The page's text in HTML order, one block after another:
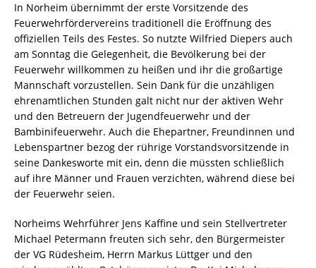
In Norheim übernimmt der erste Vorsitzende des
Feuerwehrfördervereins traditionell die Eröffnung des
offiziellen Teils des Festes. So nutzte Wilfried Diepers auch
am Sonntag die Gelegenheit, die Bevölkerung bei der
Feuerwehr willkommen zu heißen und ihr die großartige
Mannschaft vorzustellen. Sein Dank für die unzähligen
ehrenamtlichen Stunden galt nicht nur der aktiven Wehr
und den Betreuern der Jugendfeuerwehr und der
Bambinifeuerwehr. Auch die Ehepartner, Freundinnen und
Lebenspartner bezog der rührige Vorstandsvorsitzende in
seine Dankesworte mit ein, denn die müssten schließlich
auf ihre Männer und Frauen verzichten, während diese bei
der Feuerwehr seien.
Norheims Wehrführer Jens Kaffine und sein Stellvertreter
Michael Petermann freuten sich sehr, den Bürgermeister
der VG Rüdesheim, Herrn Markus Lüttger und den